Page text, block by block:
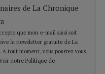
de La Chronique
que mon e-mail saisi soit
la newsletter gratuite de La
tout moment, vous pourrez vous
notre Politique de